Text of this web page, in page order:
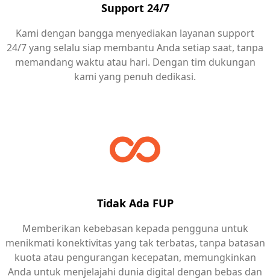
Support 24/7
Kami dengan bangga menyediakan layanan support
24/7 yang selalu siap membantu Anda setiap saat, tanpa
memandang waktu atau hari. Dengan tim dukungan
kami yang penuh dedikasi.
Tidak Ada FUP
Memberikan kebebasan kepada pengguna untuk
menikmati konektivitas yang tak terbatas, tanpa batasan
kuota atau pengurangan kecepatan, memungkinkan
Anda untuk menjelajahi dunia digital dengan bebas dan